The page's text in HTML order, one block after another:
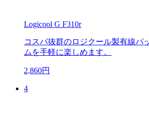
Logicool G F310r
コスパ抜群のロジクール製有線パ
ムを手軽に楽しめます。
2,860円
4